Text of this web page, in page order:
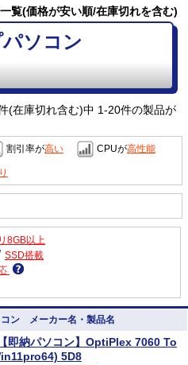
覧(価格が安い順/在庫切れを含む)
ソコン
(在庫切れ含む)中 1-20件の製品が
割引率が高い CPUが高性能
8GB以上
SSD搭載
ン メーカー名・製品名
即納パソコン】OptiPlex 7060 To
5D8